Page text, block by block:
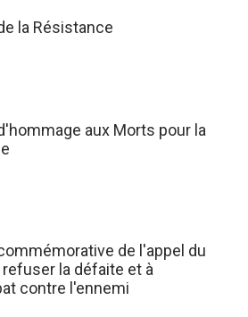
la Résistance
aux Morts pour la
de l'appel du
refuser la défaite et à
contre l'ennemi